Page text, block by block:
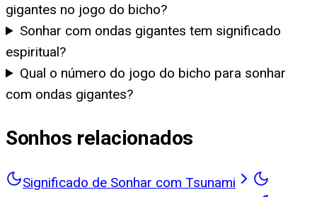
gigantes no jogo do bicho?
Sonhar com ondas gigantes tem significado
espiritual?
Qual o número do jogo do bicho para sonhar
com ondas gigantes?
Sonhos relacionados
Significado de Sonhar com Tsunami